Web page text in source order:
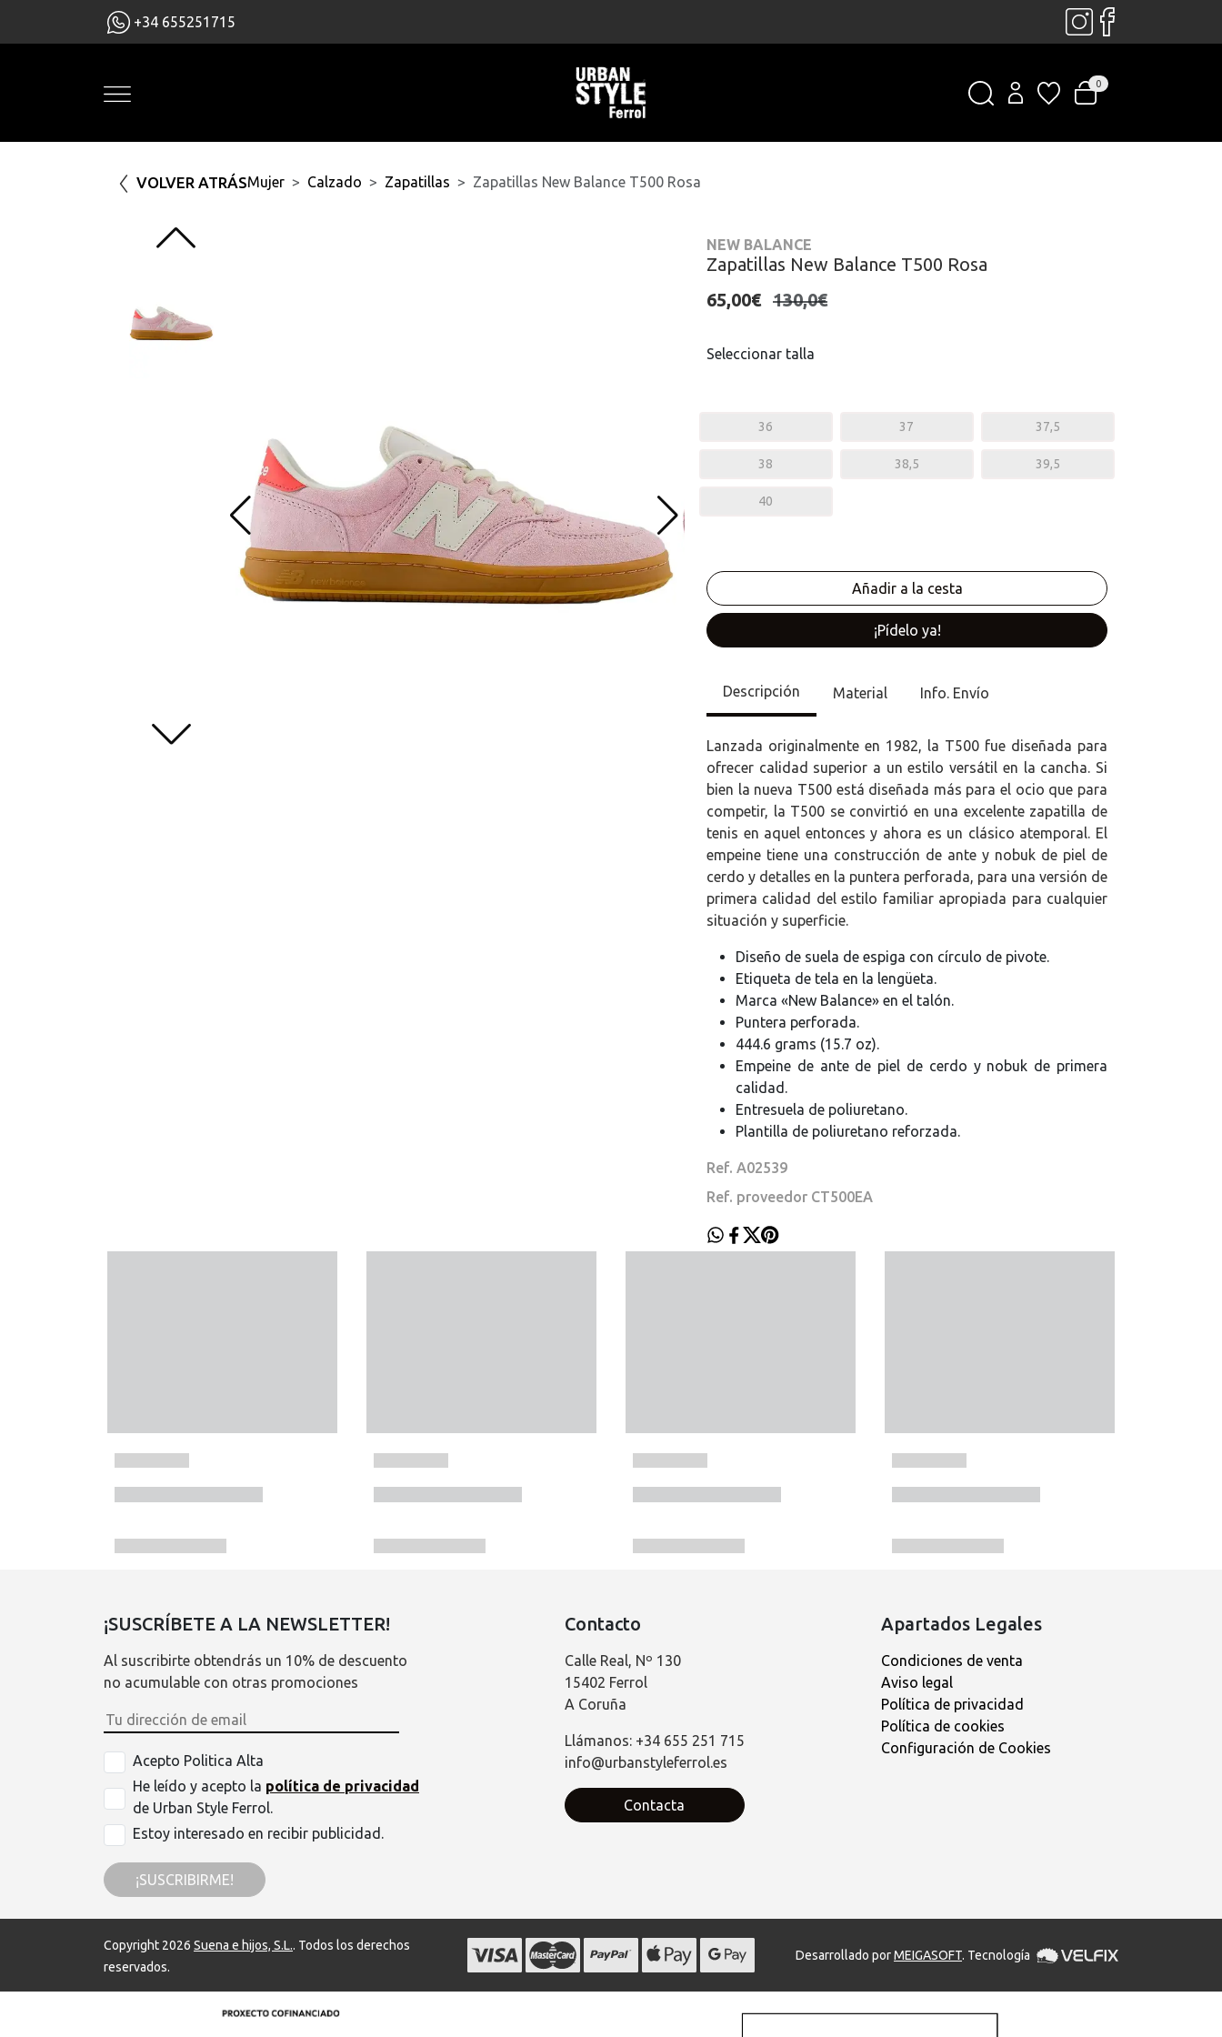
+34 655251715
0
VOLVER ATRÁSMujer Calzado Zapatillas Zapatillas New Balance T500 Rosa
NEW BALANCE
Zapatillas New Balance T500 Rosa
65,00€ 130,0€
Seleccionar talla
36 37 37,5
38 38,5 39,5
40
¡Pídelo ya!
Descripción Material Info. Envío
Lanzada originalmente en 1982, la T500 fue diseñada para
ofrecer calidad superior a un estilo versátil en la cancha. Si
bien la nueva T500 está diseñada más para el ocio que para
competir, la T500 se convirtió en una excelente zapatilla de
tenis en aquel entonces y ahora es un clásico atemporal. El
empeine tiene una construcción de ante y nobuk de piel de
cerdo y detalles en la puntera perforada, para una versión de
primera calidad del estilo familiar apropiada para cualquier
situación y superficie.
Diseño de suela de espiga con círculo de pivote.
Etiqueta de tela en la lengüeta.
Marca «New Balance» en el talón.
Puntera perforada.
444.6 grams (15.7 oz).
Empeine de ante de piel de cerdo y nobuk de primera
calidad.
Entresuela de poliuretano.
Plantilla de poliuretano reforzada.
Ref. A02539
Ref. proveedor CT500EA
¡SUSCRÍBETE A LA NEWSLETTER!
Al suscribirte obtendrás un 10% de descuento
no acumulable con otras promociones
Acepto Politica Alta
He leído y acepto la política de privacidad
de Urban Style Ferrol.
Estoy interesado en recibir publicidad.
¡SUSCRIBIRME!
Contacto
Calle Real, Nº 130
15402 Ferrol
A Coruña
Llámanos: +34 655 251 715
info@urbanstyleferrol.es
Contacta
Apartados Legales
Condiciones de venta
Aviso legal
Política de privacidad
Política de cookies
Configuración de Cookies
Copyright 2026 Suena e hijos, S.L.. Todos los derechos
reservados.
Desarrollado porMEIGASOFT. Tecnología